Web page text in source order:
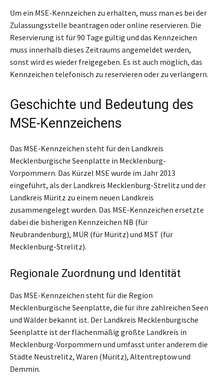
Um ein MSE-Kennzeichen zu erhalten, muss man es bei der
Zulassungsstelle beantragen oder online reservieren. Die
Reservierung ist für 90 Tage gültig und das Kennzeichen
muss innerhalb dieses Zeitraums angemeldet werden,
sonst wird es wieder freigegeben. Es ist auch möglich, das
Kennzeichen telefonisch zu reservieren oder zu verlängern.
Geschichte und Bedeutung des
MSE-Kennzeichens
Das MSE-Kennzeichen steht für den Landkreis
Mecklenburgische Seenplatte in Mecklenburg-
Vorpommern. Das Kürzel MSE wurde im Jahr 2013
eingeführt, als der Landkreis Mecklenburg-Strelitz und der
Landkreis Müritz zu einem neuen Landkreis
zusammengelegt wurden. Das MSE-Kennzeichen ersetzte
dabei die bisherigen Kennzeichen NB (für
Neubrandenburg), MÜR (für Müritz) und MST (für
Mecklenburg-Strelitz).
Regionale Zuordnung und Identität
Das MSE-Kennzeichen steht für die Region
Mecklenburgische Seenplatte, die für ihre zahlreichen Seen
und Wälder bekannt ist. Der Landkreis Mecklenburgische
Seenplatte ist der flächenmäßig größte Landkreis in
Mecklenburg-Vorpommern und umfasst unter anderem die
Städte Neustrelitz, Waren (Müritz), Altentreptow und
Demmin.